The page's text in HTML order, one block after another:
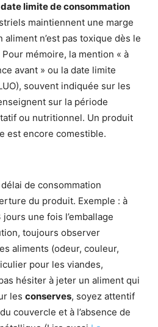
date limite de consommation
maintiennent une marge
aliment n’est pas toxique dès le
mémoire, la mention « à
avant » ou la date limite
souvent indiquée sur les
sur la période
ou nutritionnel. Un produit
est encore comestible.
de consommation
du produit. Exemple : à
une fois l’emballage
toujours observer
aliments (odeur, couleur,
pour les viandes,
hésiter à jeter un aliment qui
les conserves, soyez attentif
couvercle et à l’absence de